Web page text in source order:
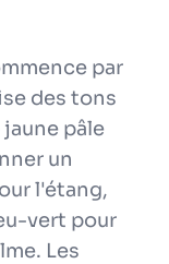
par
des tons
pâle
un
l'étang,
vert pour
Les